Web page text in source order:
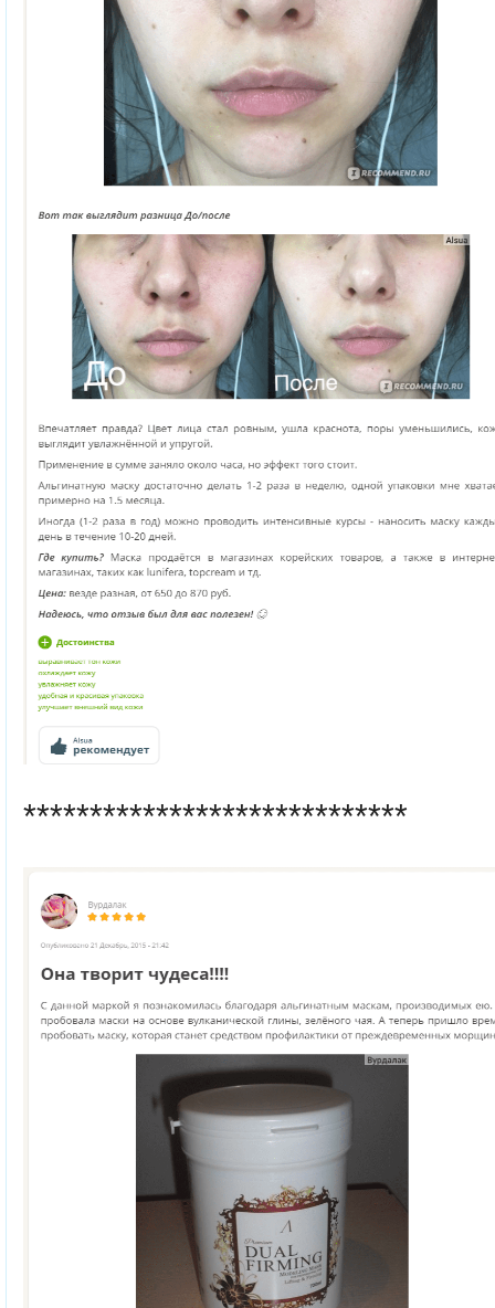
*****************************